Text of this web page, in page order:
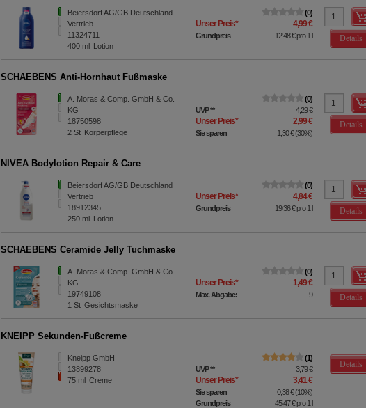
Beiersdorf AG/GB Deutschland
Vertrieb
11324711
400 ml Lotion
0
Unser Preis* 4,99 €
Grundpreis 12,48 €pro 1 l Details
SCHAEBENS Anti-Hornhaut Fußmaske
A. Moras & Comp. GmbH & Co.
KG
18750598
2St Körperpflege
0
UVP** 4,29 €
Unser Preis* 2,99 €
Sie sparen 1,30 €(30%)
Details
NIVEA Bodylotion Repair & Care
Beiersdorf AG/GB Deutschland
Vertrieb
18912345
250 ml Lotion
0
Unser Preis* 4,84 €
Grundpreis 19,36 €pro 1 l Details
SCHAEBENS Ceramide Jelly Tuchmaske
A. Moras & Comp. GmbH & Co.
KG
19749108
1St Gesichtsmaske
0
Unser Preis* 1,49 €
Max. Abgabe: 9 Details
KNEIPP Sekunden-Fußcreme
Kneipp GmbH
13899278
75 ml Creme
1
UVP** 3,79 €
Unser Preis* 3,41 €
Sie sparen 0,38 €(10%)
Grundpreis
45,47 €pro 1 l
Details